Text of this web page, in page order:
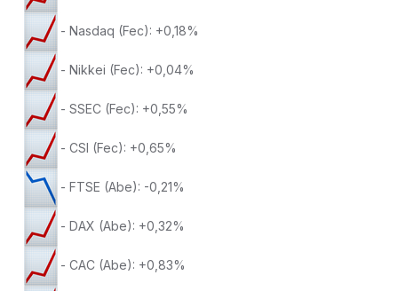
- Nasdaq (Fec): +0,18%
- Nikkei (Fec): +0,04%
- SSEC (Fec): +0,55%
- CSI (Fec): +0,65%
- FTSE (Abe): -0,21%
- DAX (Abe): +0,32%
- CAC (Abe): +0,83%